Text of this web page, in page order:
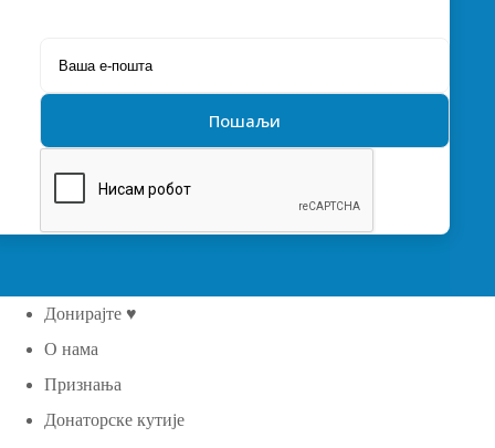
Донирајте ♥
О нама
Признања
Донаторске кутије